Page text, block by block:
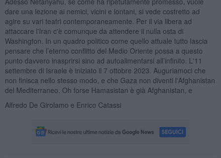
dare una lezione ai nemici, vicini e lontani, si vede costretto ad
agire su vari teatri contemporaneamente. Per il via libera ad
attaccare l'Iran c'è comunque da attendere il nulla osta di
Washington. In un quadro politico come quello attuale tutto lascia
pensare che l’eterno conflitto del Medio Oriente possa a questo
punto davvero inasprirsi sino ad autoalimentarsi all’infinito. L'11
settembre di Israele è iniziato il 7 ottobre 2023. Auguriamoci che
non finisca nello stesso modo, e che Gaza non diventi l'Afghanistan
del Mediterraneo. Oh forse Hamasistan è già Afghanistan, e
Alfredo De Girolamo e Enrico Catassi